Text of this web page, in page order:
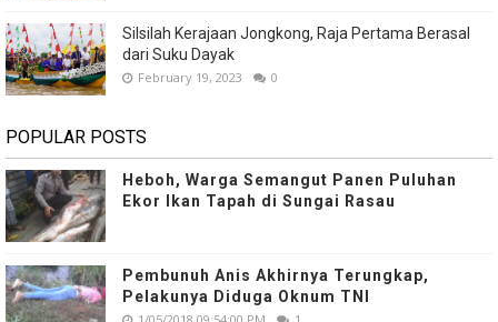
Silsilah Kerajaan Jongkong, Raja Pertama Berasal
dari Suku Dayak
February 19, 2023 0
POPULAR POSTS
Heboh, Warga Semangut Panen Puluhan
Ekor Ikan Tapah di Sungai Rasau
Pembunuh Anis Akhirnya Terungkap,
Pelakunya Diduga Oknum TNI